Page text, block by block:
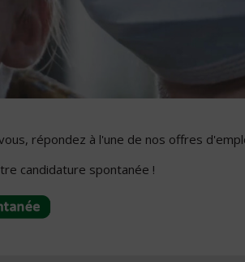
répondez à l'une de nos offres
candidature spontanée !